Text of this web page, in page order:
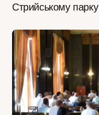
Стрийському парку